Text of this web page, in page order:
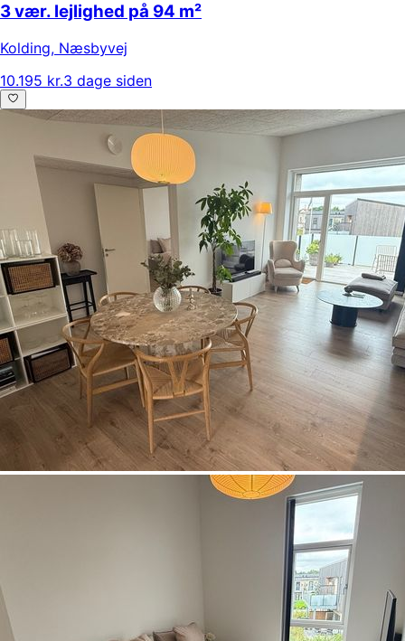
3 vær. lejlighed på 94 m²
Kolding, Næsbyvej
10.195 kr.3 dage siden